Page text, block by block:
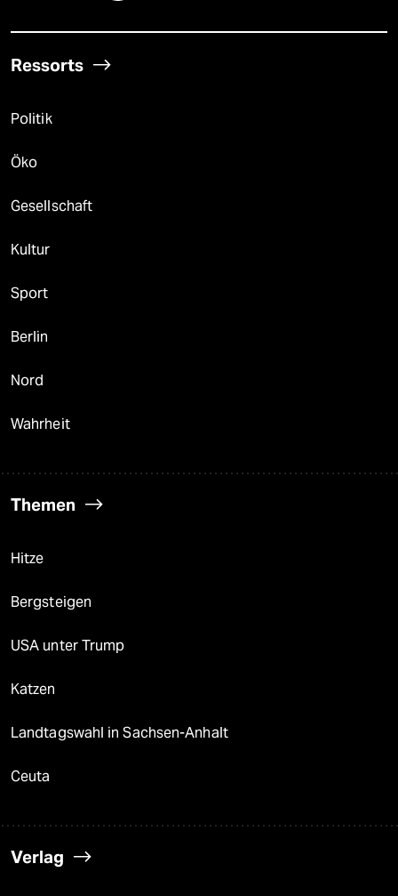
Ressorts
Politik
Öko
Gesellschaft
Kultur
Sport
Berlin
Nord
Wahrheit
Themen
Hitze
Bergsteigen
USA unter Trump
Katzen
Landtagswahl in Sachsen-Anhalt
Ceuta
Verlag